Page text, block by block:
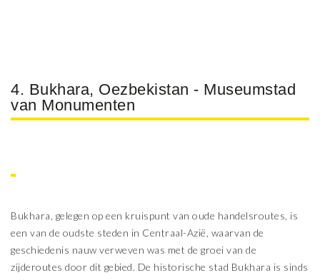
4. Bukhara, Oezbekistan - Museumstad
van Monumenten
Bukhara, gelegen op een kruispunt van oude handelsroutes, is
een van de oudste steden in Centraal-Azië, waarvan de
geschiedenis nauw verweven was met de groei van de
zijderoutes door dit gebied. De historische stad Bukhara is sinds